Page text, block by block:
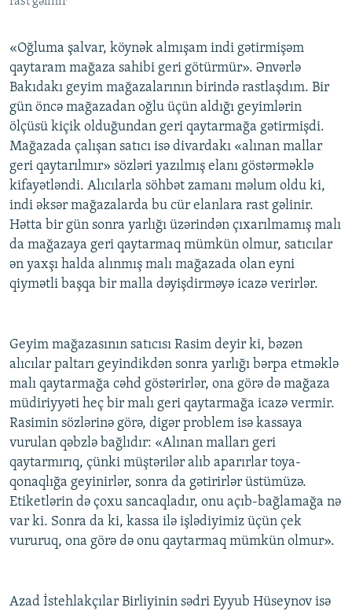
BIZIMLƏ ƏLAQƏ
XƏBƏR BÜLLETENLƏRIMIZ
«Oğluma şalvar, köynək almışam indi gətirmişəm
qaytaram mağaza sahibi geri götürmür». Ənvərlə
Bakıdakı geyim mağazalarının birində rastlaşdım. Bir
gün öncə mağazadan oğlu üçün aldığı geyimlərin
ölçüsü kiçik olduğundan geri qaytarmağa gətirmişdi.
Mağazada çalışan satıcı isə divardakı «alınan mallar
geri qaytarılmır» sözləri yazılmış elanı göstərməklə
kifayətləndi. Alıcılarla söhbət zamanı məlum oldu ki,
indi əksər mağazalarda bu cür elanlara rast gəlinir.
Hətta bir gün sonra yarlığı üzərindən çıxarılmamış malı
da mağazaya geri qaytarmaq mümkün olmur, satıcılar
ən yaxşı halda alınmış malı mağazada olan eyni
qiymətli başqa bir malla dəyişdirməyə icazə verirlər.
Geyim mağazasının satıcısı Rasim deyir ki, bəzən
alıcılar paltarı geyindikdən sonra yarlığı bərpa etməklə
malı qaytarmağa cəhd göstərirlər, ona görə də mağaza
müdiriyyəti heç bir malı geri qaytarmağa icazə vermir.
Rasimin sözlərinə görə, digər problem isə kassaya
vurulan qəbzlə bağlıdır: «Alınan malları geri
qaytarmırıq, çünki müştərilər alıb aparırlar toya-
qonaqlığa geyinirlər, sonra da gətirirlər üstümüzə.
Etiketlərin də çoxu sancaqladır, onu açıb-bağlamağa nə
var ki. Sonra da ki, kassa ilə işlədiyimiz üçün çek
vururuq, ona görə də onu qaytarmaq mümkün olmur».
Azad İstehlakçılar Birliyinin sədri Eyyub Hüseynov isə